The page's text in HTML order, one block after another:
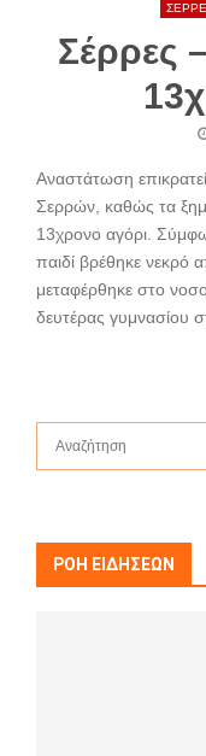
Σέρρες
Αναστάτωση
Σερρών, καθώς τα
13χρονο αγόρι.
παιδί βρέθηκε νεκρό
μεταφέρθηκε στο
δευτέρας γυμνασίου
f
ΡΟΗ ΕΙΔΗΣΕΩΝ